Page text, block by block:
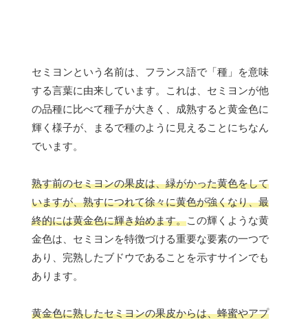
セミヨンという名前は、フランス語で「種」を意味
する言葉に由来しています。これは、セミヨンが他
の品種に比べて種子が大きく、成熟すると黄金色に
輝く様子が、まるで種のように見えることにちなん
でいます。
熟す前のセミヨンの果皮は、緑がかった黄色をして
いますが、熟すにつれて徐々に黄色が強くなり、最
終的には黄金色に輝き始めます。この輝くような黄
金色は、セミヨンを特徴づける重要な要素の一つで
あり、完熟したブドウであることを示すサインでも
あります。
黄金色に熟したセミヨンの果皮からは、蜂蜜やアプ